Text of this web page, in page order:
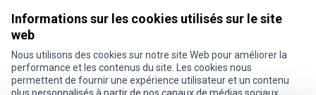
Informations sur les cookies utilisés sur le site
web
Nous utilisons des cookies sur notre site Web pour améliorer la
performance et les contenus du site. Les cookies nous
permettent de fournir une expérience utilisateur et un contenu
Conditions d'utilisation
Paramètres des cookies
Je participe ! sur X
Je participe ! sur Facebook
Je participe ! sur Instagram